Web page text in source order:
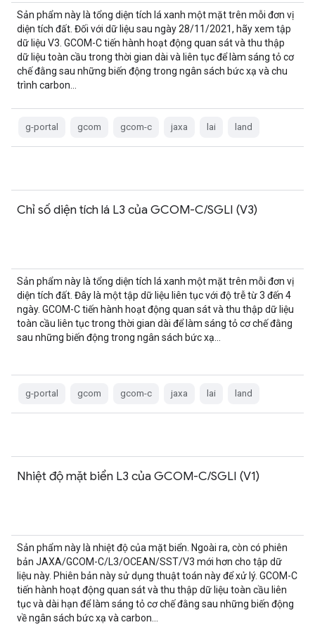
Sản phẩm này là tổng diện tích lá xanh một mặt trên mỗi đơn vị
diện tích đất. Đối với dữ liệu sau ngày 28/11/2021, hãy xem tập
dữ liệu V3. GCOM-C tiến hành hoạt động quan sát và thu thập
dữ liệu toàn cầu trong thời gian dài và liên tục để làm sáng tỏ cơ
chế đằng sau những biến động trong ngân sách bức xạ và chu
trình carbon…
g-portal gcom gcom-c jaxa lai land
Chỉ số diện tích lá L3 của GCOM-C/SGLI (V3)
Sản phẩm này là tổng diện tích lá xanh một mặt trên mỗi đơn vị
diện tích đất. Đây là một tập dữ liệu liên tục với độ trễ từ 3 đến 4
ngày. GCOM-C tiến hành hoạt động quan sát và thu thập dữ liệu
toàn cầu liên tục trong thời gian dài để làm sáng tỏ cơ chế đằng
sau những biến động trong ngân sách bức xạ…
g-portal gcom gcom-c jaxa lai land
Nhiệt độ mặt biển L3 của GCOM-C/SGLI (V1)
Sản phẩm này là nhiệt độ của mặt biển. Ngoài ra, còn có phiên
bản JAXA/GCOM-C/L3/OCEAN/SST/V3 mới hơn cho tập dữ
liệu này. Phiên bản này sử dụng thuật toán này để xử lý. GCOM-C
tiến hành hoạt động quan sát và thu thập dữ liệu toàn cầu liên
tục và dài hạn để làm sáng tỏ cơ chế đằng sau những biến động
về ngân sách bức xạ và carbon…